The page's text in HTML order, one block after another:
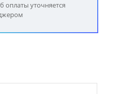
оплаты уточняется